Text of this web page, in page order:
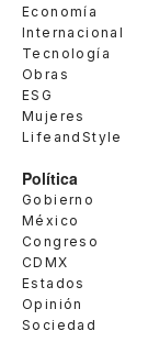
Economía
Internacional
Tecnología
Obras
ESG
Mujeres
LifeandStyle
Política
Gobierno
México
Congreso
CDMX
Estados
Opinión
Sociedad